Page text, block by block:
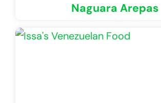
Naguara Arepas